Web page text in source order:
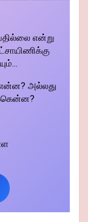
என்று
அல்லது